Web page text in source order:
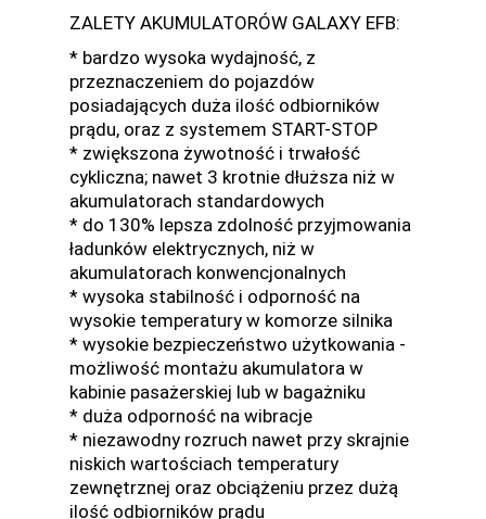
ZALETY AKUMULATORÓW GALAXY EFB:
* bardzo wysoka wydajność, z
przeznaczeniem do pojazdów
posiadających duża ilość odbiorników
prądu, oraz z systemem START-STOP
* zwiększona żywotność i trwałość
cykliczna; nawet 3 krotnie dłuższa niż w
akumulatorach standardowych
* do 130% lepsza zdolność przyjmowania
ładunków elektrycznych, niż w
akumulatorach konwencjonalnych
* wysoka stabilność i odporność na
wysokie temperatury w komorze silnika
* wysokie bezpieczeństwo użytkowania -
możliwość montażu akumulatora w
kabinie pasażerskiej lub w bagażniku
* duża odporność na wibracje
* niezawodny rozruch nawet przy skrajnie
niskich wartościach temperatury
zewnętrznej oraz obciążeniu przez dużą
ilość odbiorników prądu